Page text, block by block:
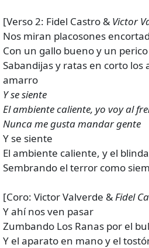
[Verso 2: Fidel Castro & Victor
Nos miran placosones
Con un gallo bueno y un
Sabandijas y ratas en corto los
amarro
Y se siente
El ambiente caliente, yo voy al
Nunca me gusta mandar gente
Y se siente
El ambiente caliente, y el
Sembrando el terror como
[Coro: Victor Valverde &Fidel
Y ahí nos ven pasar
Zumbando Los Ranas por el
Y el aparato en mano y el